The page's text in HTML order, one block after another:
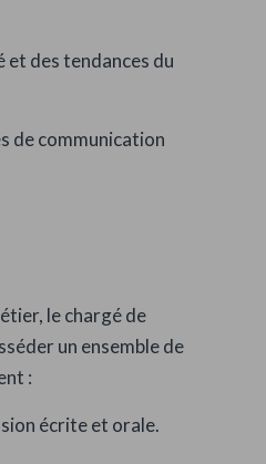
et des tendances du
de communication
le chargé de
un ensemble de
:
écrite et orale.